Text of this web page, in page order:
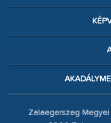
Zalaegerszeg